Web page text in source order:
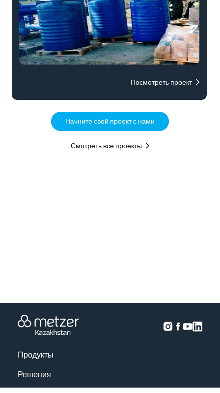
Посмотреть проект
Начните свой проект с нами
Смотреть все проекты
Продукты
Решения